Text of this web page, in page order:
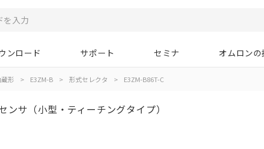
ンロード サポート セミナ オムロン
形 > E3ZM-B > 形式セレクタ > E3ZM-B86T-C
サ（小型・ティーチングタイプ）